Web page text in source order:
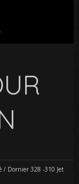
/ Dornier 328 -310 Jet